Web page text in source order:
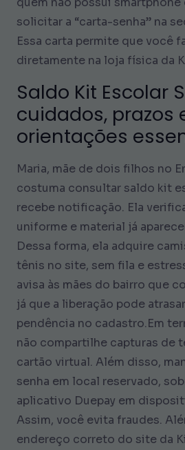
solicitar a “carta-senha” na
Essa carta permite que você
diretamente na loja física da
Saldo Kit Escolar
cuidados, prazos
orientações
Maria, mãe de dois filhos no
costuma consultar saldo kit
recebe notificação. Ela
uniforme e material já
Dessa forma, ela adquire
tênis no site, sem fila e
avisa às mães do bairro que
já que a liberação pode
pendência no cadastro.Em
não compartilhe capturas de
cartão virtual. Além disso,
senha em local reservado,
aplicativo Duepay em
Assim, você evita fraudes.
endereço correto do site da